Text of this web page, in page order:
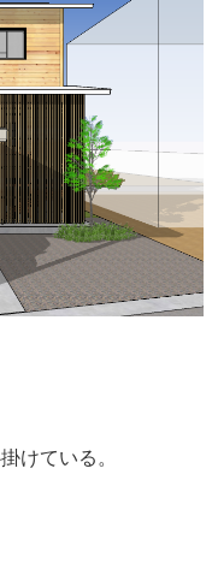
けている。